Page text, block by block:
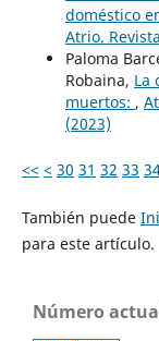
doméstico
Atrio.
Paloma
Robaina, La
muertos: ,
(2023)
<< < 30 31 32 33
También puede
para este artículo.
Número